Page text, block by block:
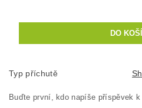
Typ příchutě
Buďte první, kdo napíše příspěvek k